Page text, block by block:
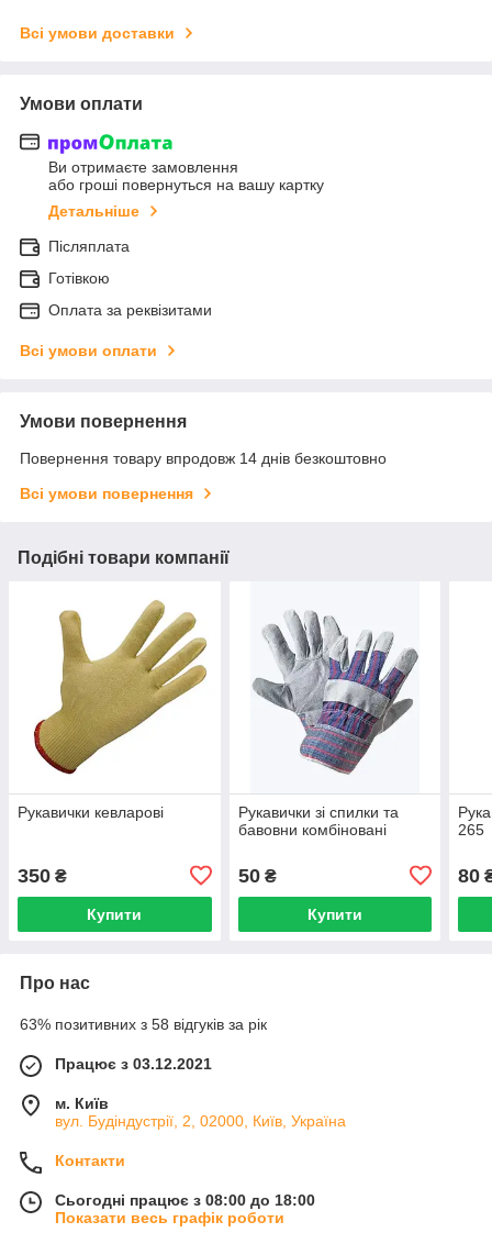
Всі умови доставки
Умови оплати
Ви отримаєте замовлення
або гроші повернуться на вашу картку
Детальніше
Післяплата
Готівкою
Оплата за реквізитами
Всі умови оплати
Умови повернення
Повернення товару впродовж 14 днів безкоштовно
Всі умови повернення
Подібні товари компанії
Рукавички кевларові
350 ₴
Купити
Рукавички зі спилки та
бавовни комбіновані
50₴
Купити
265
80
Про нас
63% позитивних з 58 відгуків за рік
Працює з 03.12.2021
м. Київ
вул. Будіндустрії, 2, 02000, Київ, Україна
Контакти
Сьогодні працює з 08:00 до 18:00
Показати весь графік роботи